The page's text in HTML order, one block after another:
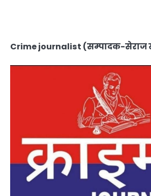
Crime journalist (सम्पादक-सेराज